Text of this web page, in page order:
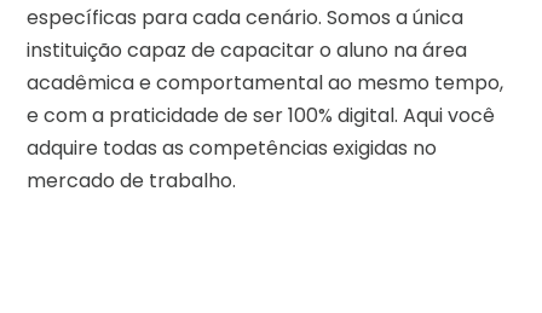
específicas para cada cenário. Somos a única
instituição capaz de capacitar o aluno na área
acadêmica e comportamental ao mesmo tempo,
e com a praticidade de ser 100% digital. Aqui você
adquire todas as competências exigidas no
mercado de trabalho.